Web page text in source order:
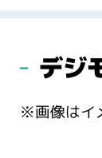
デジ
※画像はイ